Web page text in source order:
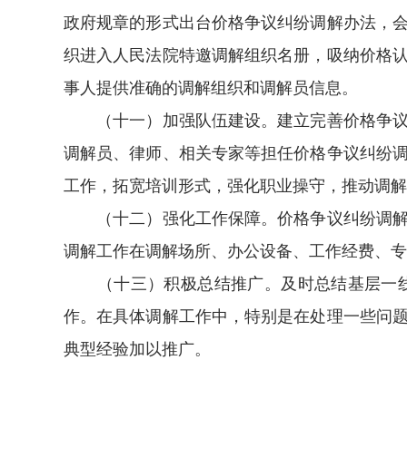
政府规章的形式出台价格争议纠纷调解办法，
织进入人民法院特邀调解组织名册，吸纳价格
事人提供准确的调解组织和调解员信息。
（十一）加强队伍建设。建立完善价格争议
调解员、律师、相关专家等担任价格争议纠纷
工作，拓宽培训形式，强化职业操守，推动调
（十二）强化工作保障。价格争议纠纷调解
调解工作在调解场所、办公设备、工作经费、
（十三）积极总结推广。及时总结基层一
作。在具体调解工作中，特别是在处理一些问
典型经验加以推广。